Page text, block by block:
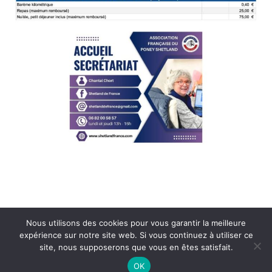
Nous utilisons des cookies pour vous garantir la meilleure
expérience sur notre site web. Si vous continuez à utiliser ce
site, nous supposerons que vous en êtes satisfait.
OK